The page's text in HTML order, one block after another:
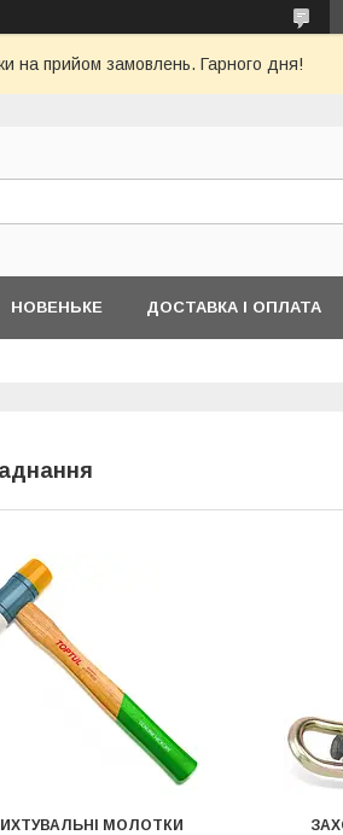
на прийом замовлень. Гарного дня!
НОВЕНЬКЕ ДОСТАВКА І ОПЛАТА
МОЛОТКИ